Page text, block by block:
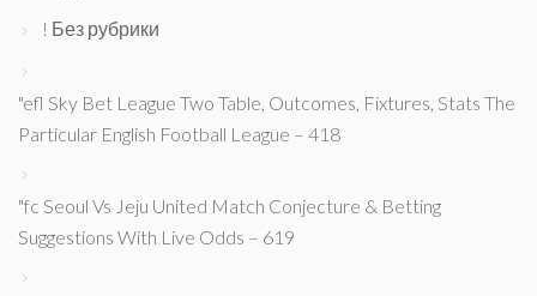
! Без рубрики
"efl Sky Bet League Two Table, Outcomes, Fixtures, Stats The
Particular English Football League – 418
"fc Seoul Vs Jeju United Match Conjecture & Betting
Suggestions With Live Odds – 619